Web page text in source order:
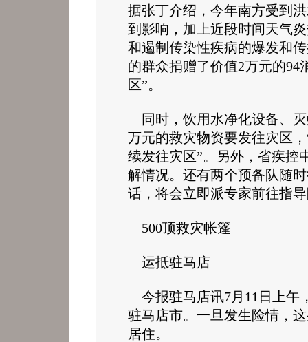
据张丁介绍，今年南方受到
到影响，加上近段时间天气
和遏制传染性疾病的爆发和
的群众捐赠了价值2万元的94
区”。
同时，饮用水净化设备、
万元的救灾物资要发往灾区
续发往灾区”。另外，省疾控
解情况。还有两个预备队随
话，将会立即派专家前往指
500顶救灾帐篷
运抵驻马店
今报驻马店讯7月11日上午
驻马店市。一旦发生险情，
居住。